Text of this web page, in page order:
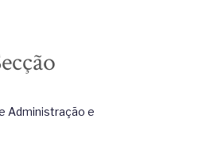
Administração e